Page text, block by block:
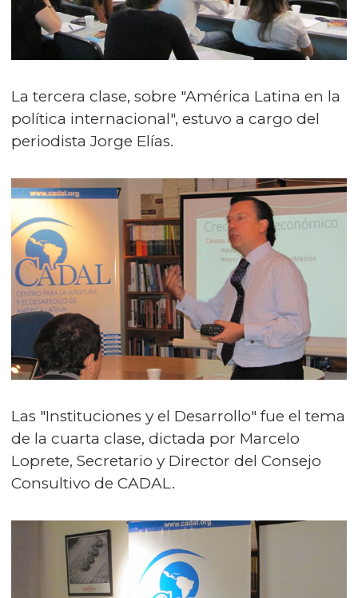
La tercera clase, sobre "América Latina en la
política internacional", estuvo a cargo del
periodista Jorge Elías.
Las "Instituciones y el Desarrollo" fue el tema
de la cuarta clase, dictada por Marcelo
Loprete, Secretario y Director del Consejo
Consultivo de CADAL.